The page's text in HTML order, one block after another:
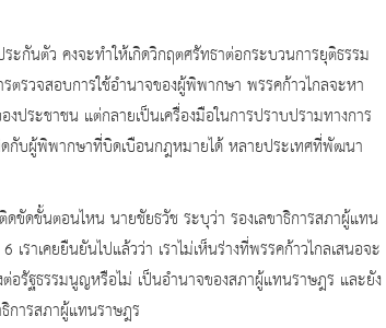
กันตัว คงจะทำให้เกิดวิกฤตศรัทธาต่อกระบวนการยุติธรรม
รวจสอบการใช้อำนาจของผู้พิพากษา พรรคก้าวไกลจะหา
ประชาชน แต่กลายเป็นเครื่องมือในการปราบปรามทางการ
ดกับผู้พิพากษาที่บิดเบือนกฎหมายได้ หลายประเทศที่พัฒนา
ดขั้นตอนไหน นายชัยธวัช ระบุว่า รองเลขาธิการสภาผู้แทน
าเคยยืนยันไปแล้วว่า เราไม่เห็นร่างที่พรรคก้าวไกลเสนอจะ
รัฐธรรมนูญหรือไม่ เป็นอำนาจของสภาผู้แทนราษฎร และยัง
การสภาผู้แทนราษฎร